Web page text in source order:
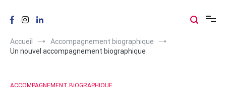
Accueil
Accompagnement biographique
Un nouvel accompagnement biographique
ACCOMPAGNEMENT BIOGRAPHIQUE